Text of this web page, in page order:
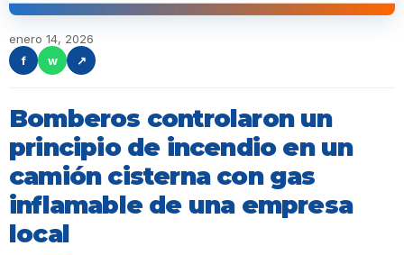
enero 14, 2026
f
w ↗
Bomberos controlaron un
principio de incendio en un
camión cisterna con gas
inflamable de una empresa
local